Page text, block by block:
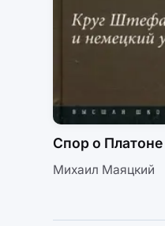
Спор о Платоне
Михаил Маяцкий